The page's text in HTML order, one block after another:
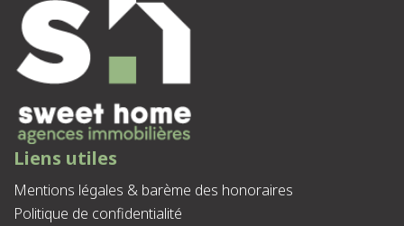
Liens utiles
Mentions légales & barème des honoraires
Politique de confidentialité